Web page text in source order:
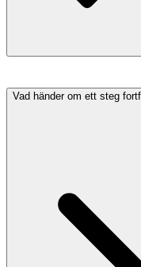
Vad händer om ett steg